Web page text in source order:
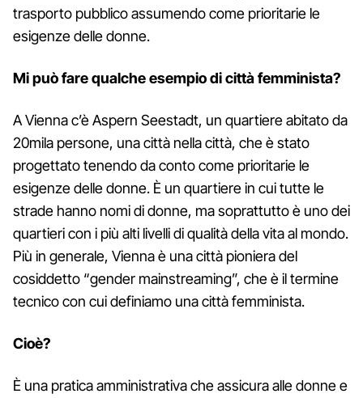
trasporto pubblico assumendo come prioritarie le
esigenze delle donne.
Mi può fare qualche esempio di città femminista?
A Vienna c’è Aspern Seestadt, un quartiere abitato da
20mila persone, una città nella città, che è stato
progettato tenendo da conto come prioritarie le
esigenze delle donne. È un quartiere in cui tutte le
strade hanno nomi di donne, ma soprattutto è uno dei
quartieri con i più alti livelli di qualità della vita al mondo.
Più in generale, Vienna è una città pioniera del
cosiddetto “gender mainstreaming”, che è il termine
tecnico con cui definiamo una città femminista.
Cioè?
È una pratica amministrativa che assicura alle donne e